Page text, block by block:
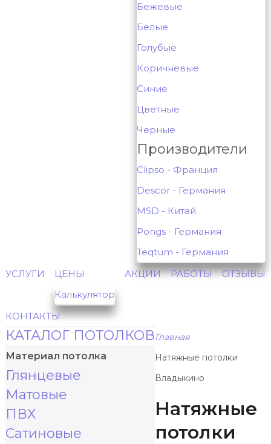
Бежевые
Белые
Голубые
Коричневые
Синие
Цветные
Черные
Производители
Clipso - Франция
Descor - Германия
MSD - Китай
Pongs - Германия
Teqtum - Германия
УСЛУГИ
ЦЕНЫ
Калькулятор
АКЦИИ РАБОТЫ ОТЗЫВЫ
КОНТАКТЫ
КАТАЛОГ ПОТОЛКОВ
Материал потолка
Глянцевые
Матовые
ПВХ
Сатиновые
Главная
Натяжные потолки
Владыкино
Натяжные
потолки